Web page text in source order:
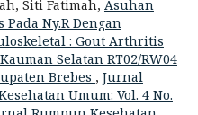
Siti Fatimah, Asuhan
Ny.R Dengan
: Gout Arthritis
Selatan RT02/RW04
Brebes , Jurnal
Umum: Vol. 4 No.